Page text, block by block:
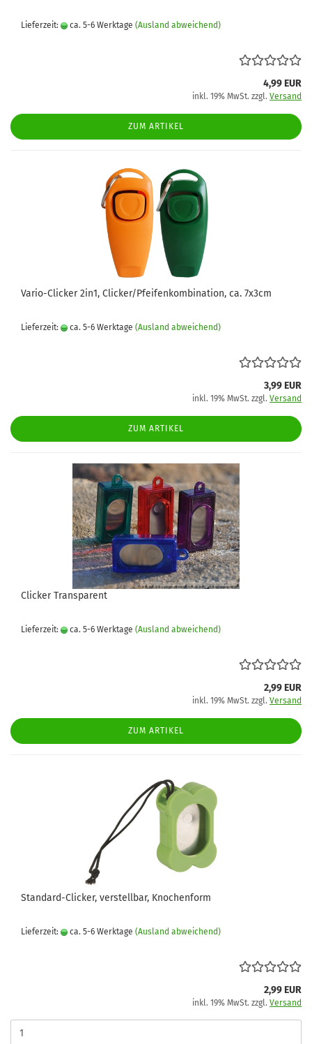
Lieferzeit: ca. 5-6 Werktage (Ausland abweichend)
4,99 EUR
inkl. 19% MwSt. zzgl. Versand
ZUM ARTIKEL
Vario-Clicker 2in1, Clicker/Pfeifenkombination, ca. 7x3cm
Lieferzeit: ca. 5-6 Werktage (Ausland abweichend)
3,99 EUR
inkl. 19% MwSt. zzgl. Versand
ZUM ARTIKEL
Clicker Transparent
Lieferzeit: ca. 5-6 Werktage (Ausland abweichend)
2,99 EUR
inkl. 19% MwSt. zzgl. Versand
ZUM ARTIKEL
Standard-Clicker, verstellbar, Knochenform
Lieferzeit: ca. 5-6 Werktage (Ausland abweichend)
2,99 EUR
inkl. 19% MwSt. zzgl. Versand